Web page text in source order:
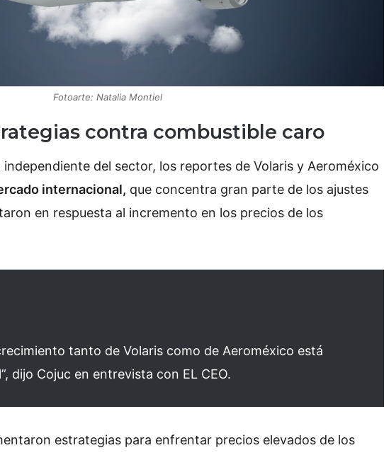
Fotoarte: Natalia Montiel
contra combustible caro
independiente del sector, los reportes de Volaris y Aeroméxico
internacional, que concentra gran parte de los ajustes
en respuesta al incremento en los precios de los
tanto de Volaris como de Aeroméxico está
dijo Cojuc en entrevista con EL CEO.
estrategias para enfrentar precios elevados de los